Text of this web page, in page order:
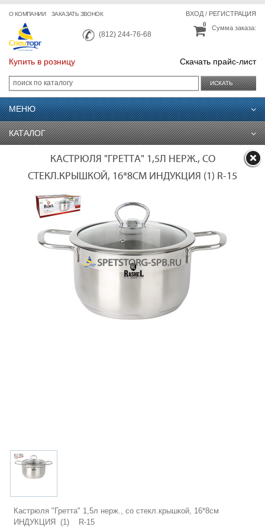
О КОМПАНИИ ЗАКАЗАТЬ ЗВОНОК
(812) 244-76-68
ВХОД/ РЕГИСТРАЦИЯ
Сумма заказа:
0
Купить в розницу Скачать прайс-лист
ИСКАТЬ
МЕНЮ
КАТАЛОГ
КАСТРЮЛЯ "ГРЕТТА" 1,5Л НЕРЖ., СО
СТЕКЛ.КРЫШКОЙ, 16*8СМ ИНДУКЦИЯ (1) R-15
Кастрюля "Гретта" 1,5л нерж., со стекл.крышкой, 16*8см
ИНДУКЦИЯ (1) R-15